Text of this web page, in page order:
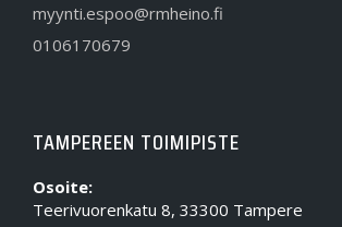
myynti.espoo@rmheino.fi
0106170679
TAMPEREEN TOIMIPISTE
Osoite:
Teerivuorenkatu 8, 33300 Tampere